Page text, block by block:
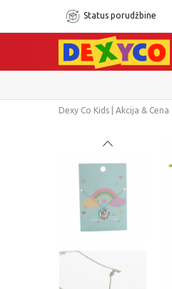
Status porudžbine
Dexy Co Kids | Akcija & Cena